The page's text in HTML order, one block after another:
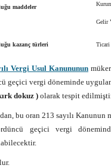
maddeler
Gelir
kazanç türleri Ticari
Vergi Usul Kanununun
geçici vergi döneminde
dokuz ) olarak tespit
bu oran 213 sayılı Kanunun
geçici vergi